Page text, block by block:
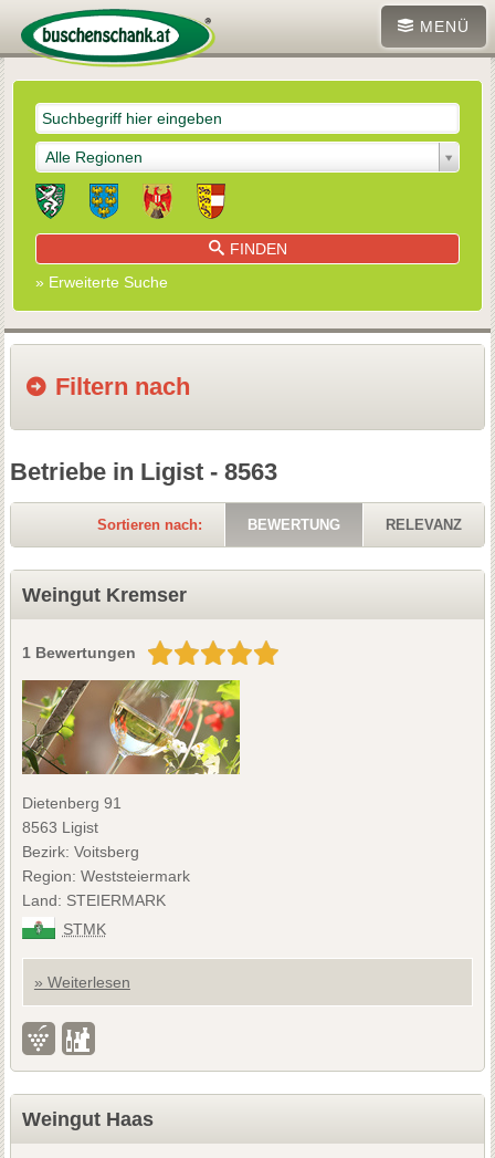
MENÜ
Alle Regionen
FINDEN
» Erweiterte Suche
Filtern nach
Betriebe in Ligist - 8563
Sortieren nach: BEWERTUNG RELEVANZ
Weingut Kremser
1 Bewertungen
Dietenberg 91
8563 Ligist
Bezirk: Voitsberg
Region: Weststeiermark
Land: STEIERMARK
STMK
» Weiterlesen
Weingut Haas